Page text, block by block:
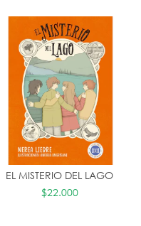
EL MISTERIO DEL LAGO
$22.000